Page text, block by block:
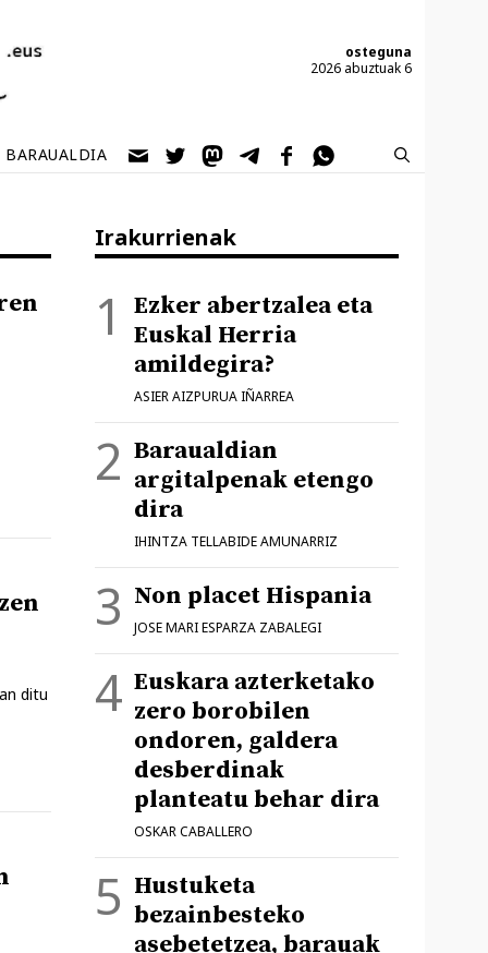
osteguna
2026 abuztuak 6
BARAUALDIA
ditu
Irakurrienak
Ezker abertzalea eta
Euskal Herria
amildegira?
ASIER AIZPURUA IÑARREA
Baraualdian
argitalpenak etengo
dira
IHINTZA TELLABIDE AMUNARRIZ
Non placet Hispania
JOSE MARI ESPARZA ZABALEGI
Euskara azterketako
zero borobilen
ondoren, galdera
desberdinak
planteatu behar dira
OSKAR CABALLERO
Hustuketa
bezainbesteko
asebetetzea, barauak